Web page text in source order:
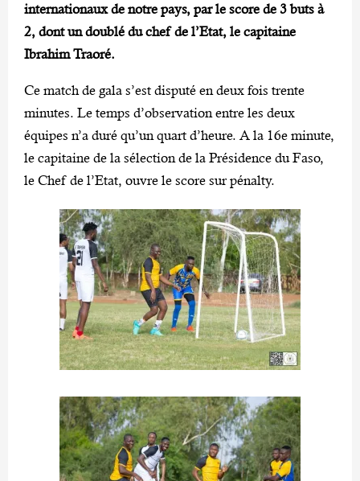
internationaux de notre pays, par le score de 3 buts à
2, dont un doublé du chef de l’Etat, le capitaine
Ibrahim Traoré.
Ce match de gala s’est disputé en deux fois trente
minutes. Le temps d’observation entre les deux
équipes n’a duré qu’un quart d’heure. A la 16e minute,
le capitaine de la sélection de la Présidence du Faso,
le Chef de l’Etat, ouvre le score sur pénalty.